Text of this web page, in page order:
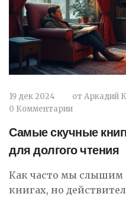
19 дек 2024 от Аркадий
0 Комментарии
Самые скучные
для долгого чтения
Как часто мы слышим
книгах, но